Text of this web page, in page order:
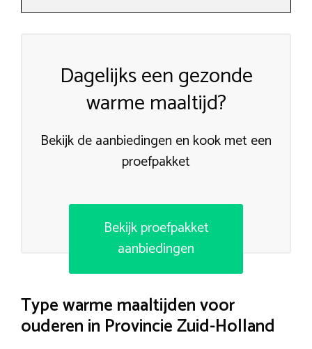
Dagelijks een gezonde
warme maaltijd?
Bekijk de aanbiedingen en kook met een
proefpakket
Bekijk proefpakket
aanbiedingen
Type warme maaltijden voor
ouderen in Provincie Zuid-Holland